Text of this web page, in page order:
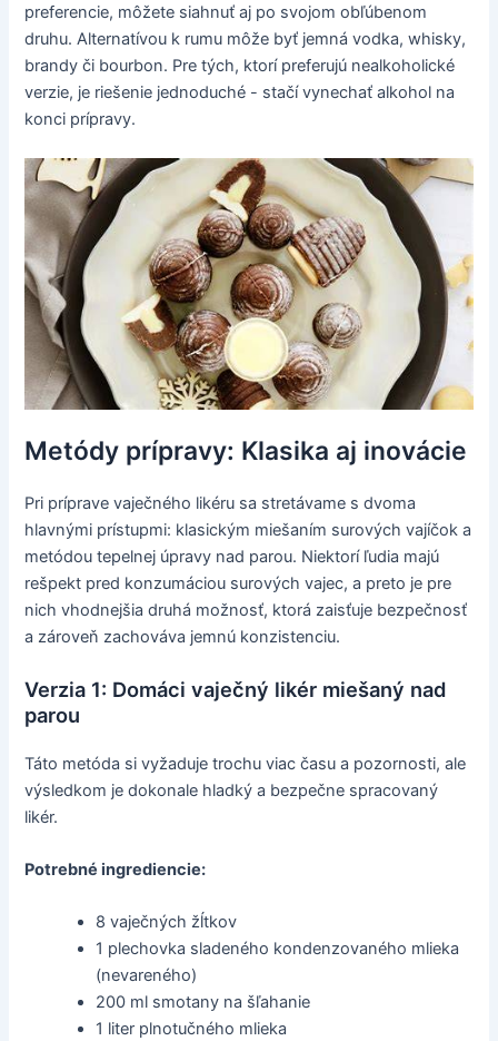
preferencie, môžete siahnuť aj po svojom obľúbenom
druhu. Alternatívou k rumu môže byť jemná vodka, whisky,
brandy či bourbon. Pre tých, ktorí preferujú nealkoholické
verzie, je riešenie jednoduché - stačí vynechať alkohol na
konci prípravy.
Metódy prípravy: Klasika aj inovácie
Pri príprave vaječného likéru sa stretávame s dvoma
hlavnými prístupmi: klasickým miešaním surových vajíčok a
metódou tepelnej úpravy nad parou. Niektorí ľudia majú
rešpekt pred konzumáciou surových vajec, a preto je pre
nich vhodnejšia druhá možnosť, ktorá zaisťuje bezpečnosť
a zároveň zachováva jemnú konzistenciu.
Verzia 1: Domáci vaječný likér miešaný nad
parou
Táto metóda si vyžaduje trochu viac času a pozornosti, ale
výsledkom je dokonale hladký a bezpečne spracovaný
likér.
Potrebné ingrediencie:
8 vaječných žĺtkov
1 plechovka sladeného kondenzovaného mlieka
(nevareného)
200 ml smotany na šľahanie
1 liter plnotučného mlieka